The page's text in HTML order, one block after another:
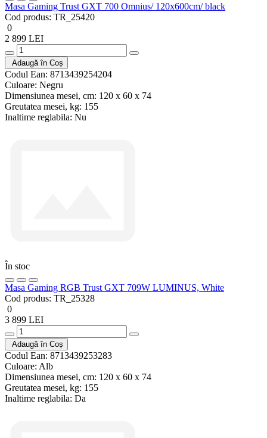
Masa Gaming Trust GXT 700 Omnius/ 120x600cm/ black
Cod produs: TR_25420
0
2 899 LEI
Adaugă în Coș
Codul Ean: 8713439254204
Culoare: Negru
Dimensiunea mesei, cm: 120 x 60 x 74
Greutatea mesei, kg: 155
Inaltime reglabila: Nu
În stoc
Masa Gaming RGB Trust GXT 709W LUMINUS, White
Cod produs: TR_25328
0
3 899 LEI
Adaugă în Coș
Codul Ean: 8713439253283
Culoare: Alb
Dimensiunea mesei, cm: 120 x 60 x 74
Greutatea mesei, kg: 155
Inaltime reglabila: Da